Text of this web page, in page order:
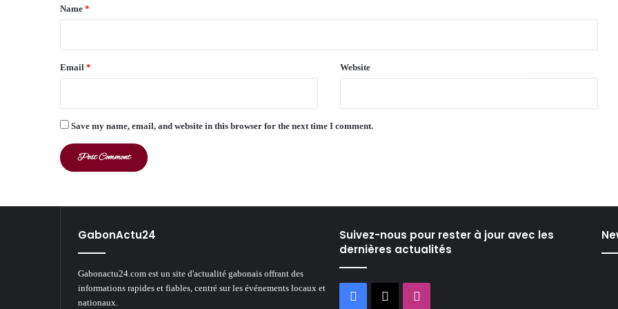
*
Name *
Email * Website
Save my name, email, and website in this browser for the next time I comment.
GabonActu24
Gabonactu24.com est un site d'actualité gabonais offrant des
informations rapides et fiables, centré sur les événements locaux et
nationaux.
Suivez-nous pour rester à jour avec les
dernières actualités
Facebook
X